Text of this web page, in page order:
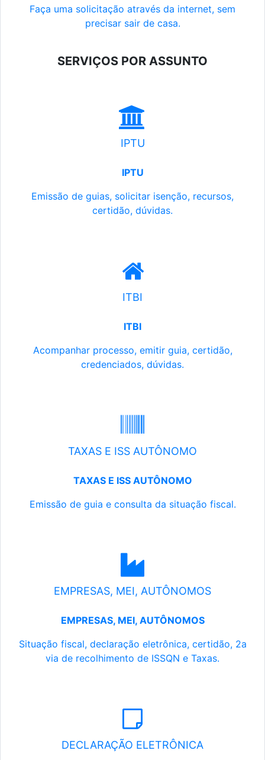
Faça uma solicitação através da internet, sem
precisar sair de casa.
SERVIÇOS POR ASSUNTO
IPTU
IPTU
Emissão de guias, solicitar isenção, recursos,
certidão, dúvidas.
ITBI
ITBI
Acompanhar processo, emitir guia, certidão,
credenciados, dúvidas.
TAXAS E ISS AUTÔNOMO
TAXAS E ISS AUTÔNOMO
Emissão de guia e consulta da situação fiscal.
EMPRESAS, MEI, AUTÔNOMOS
EMPRESAS, MEI, AUTÔNOMOS
Situação fiscal, declaração eletrônica, certidão, 2a
via de recolhimento de ISSQN e Taxas.
DECLARAÇÃO ELETRÔNICA